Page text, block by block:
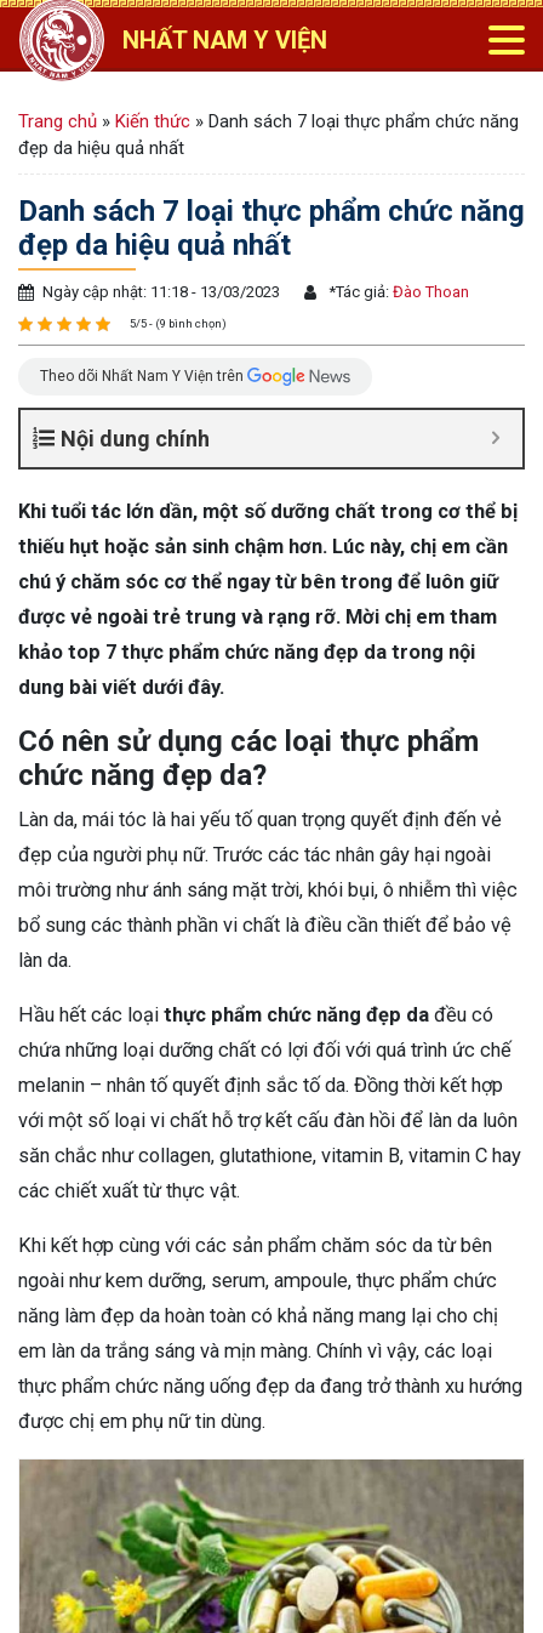
NHẤT NAM Y VIỆN
Trang chủ » Kiến thức » Danh sách 7 loại thực phẩm chức năng
đẹp da hiệu quả nhất
Danh sách 7 loại thực phẩm chức năng
đẹp da hiệu quả nhất
Ngày cập nhật: 11:18 - 13/03/2023 *Tác giả: Đào Thoan
5/5 - (9 bình chọn)
Theo dõi Nhất Nam Y Viện trên
Nội dung chính
Khi tuổi tác lớn dần, một số dưỡng chất trong cơ thể bị
thiếu hụt hoặc sản sinh chậm hơn. Lúc này, chị em cần
chú ý chăm sóc cơ thể ngay từ bên trong để luôn giữ
được vẻ ngoài trẻ trung và rạng rỡ. Mời chị em tham
khảo top 7 thực phẩm chức năng đẹp da trong nội
dung bài viết dưới đây.
Có nên sử dụng các loại thực phẩm
chức năng đẹp da?
Làn da, mái tóc là hai yếu tố quan trọng quyết định đến vẻ
đẹp của người phụ nữ. Trước các tác nhân gây hại ngoài
môi trường như ánh sáng mặt trời, khói bụi, ô nhiễm thì việc
bổ sung các thành phần vi chất là điều cần thiết để bảo vệ
làn da.
Hầu hết các loại thực phẩm chức năng đẹp da đều có
chứa những loại dưỡng chất có lợi đối với quá trình ức chế
melanin – nhân tố quyết định sắc tố da. Đồng thời kết hợp
với một số loại vi chất hỗ trợ kết cấu đàn hồi để làn da luôn
săn chắc như collagen, glutathione, vitamin B, vitamin C hay
các chiết xuất từ thực vật.
Khi kết hợp cùng với các sản phẩm chăm sóc da từ bên
ngoài như kem dưỡng, serum, ampoule, thực phẩm chức
năng làm đẹp da hoàn toàn có khả năng mang lại cho chị
em làn da trắng sáng và mịn màng. Chính vì vậy, các loại
thực phẩm chức năng uống đẹp da đang trở thành xu hướng
được chị em phụ nữ tin dùng.